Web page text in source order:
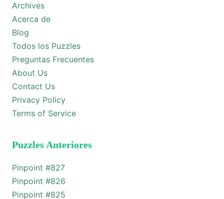
Archives
Acerca de
Blog
Todos los Puzzles
Preguntas Frecuentes
About Us
Contact Us
Privacy Policy
Terms of Service
Puzzles Anteriores
Pinpoint #827
Pinpoint #826
Pinpoint #825